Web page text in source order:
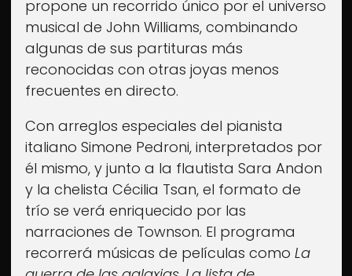
propone un recorrido único por el universo
musical de John Williams, combinando
algunas de sus partituras más
reconocidas con otras joyas menos
frecuentes en directo.
Con arreglos especiales del pianista
italiano Simone Pedroni, interpretados por
él mismo, y junto a la flautista Sara Andon
y la chelista Cécilia Tsan, el formato de
trío se verá enriquecido por las
narraciones de Townson. El programa
recorrerá músicas de películas como La